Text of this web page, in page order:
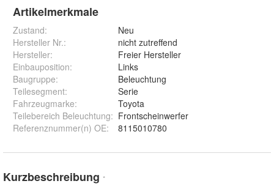
Artikelmerkmale
Zustand:
Neu
Hersteller Nr.:
nicht zutreffend
Hersteller:
Freier Hersteller
Einbauposition:
Links
Baugruppe:
Beleuchtung
Teilesegment:
Serie
Fahrzeugmarke:
Toyota
Teilebereich Beleuchtung: Frontscheinwerfer
Referenznummer(n) OE: 8115010780
Kurzbeschreibung *